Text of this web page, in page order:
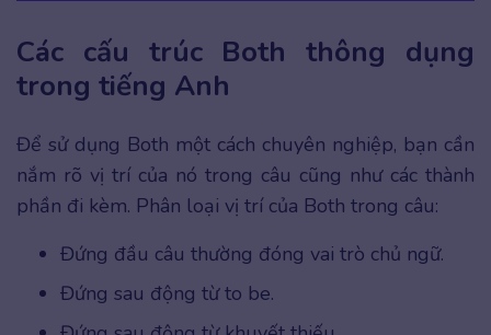
Các cấu trúc Both thông dụng
trong tiếng Anh
Để sử dụng Both một cách chuyên nghiệp, bạn cần
nắm rõ vị trí của nó trong câu cũng như các thành
phần đi kèm. Phân loại vị trí của Both trong câu:
Đứng đầu câu thường đóng vai trò chủ ngữ.
Đứng sau động từ to be.